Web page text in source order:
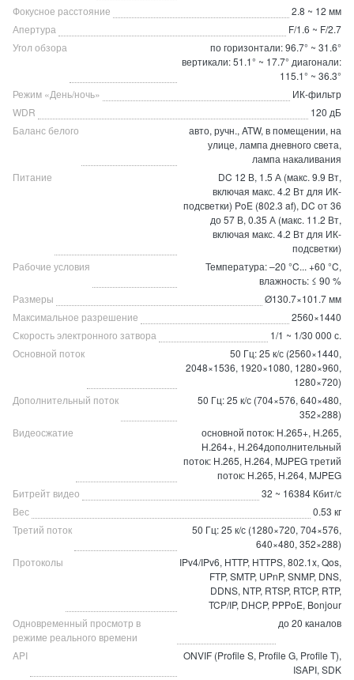
Фокусное расстояние
2.8 ~ 12 мм
Апертура
F/1.6 ~ F/2.7
Угол обзора
по горизонтали: 96.7° ~ 31.6°
вертикали: 51.1° ~ 17.7° диагонали:
115.1° ~ 36.3°
Режим «День/ночь»
ИК-фильтр
WDR
120 дБ
Баланс белого
авто, ручн., ATW, в помещении, на
улице, лампа дневного света,
лампа накаливания
Питание
DC 12 В, 1.5 А (макс. 9.9 Вт,
включая макс. 4.2 Вт для ИК-
подсветки) PoE (802.3 af), DC от 36
до 57 В, 0.35 А (макс. 11.2 Вт,
включая макс. 4.2 Вт для ИК-
подсветки)
Рабочие условия
Температура: –20 °C... +60 °C,
влажность: ≤ 90 %
Размеры
Ø130.7×101.7 мм
Максимальное разрешение
2560×1440
Скорость электронного затвора
1/1 ~ 1/30 000 с.
Основной поток
50 Гц: 25 к/с (2560×1440,
2048×1536, 1920×1080, 1280×960,
1280×720)
Дополнительный поток
50 Гц: 25 к/с (704×576, 640×480,
352×288)
Видеосжатие
основной поток: H.265+, H.265,
H.264+, H.264дополнительный
поток: H.265, H.264, MJPEG третий
поток: H.265, H.264, MJPEG
Битрейт видео
32 ~ 16384 Кбит/с
Вес
0.53 кг
Третий поток
50 Гц: 25 к/с (1280×720, 704×576,
640×480, 352×288)
Протоколы
IPv4/IPv6, HTTP, HTTPS, 802.1x, Qos,
FTP, SMTP, UPnP, SNMP, DNS,
DDNS, NTP, RTSP, RTCP, RTP,
TCP/IP, DHCP, PPPoE, Bonjour
Одновременный просмотр в
режиме реального времени
до 20 каналов
API
ONVIF (Profile S, Profile G, Profile T),
ISAPI, SDK